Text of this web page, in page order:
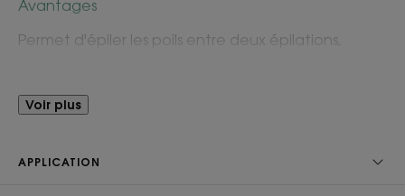
Avantages
Permet d'épiler les poils entre deux épilations,
Bénéfices
• Excellent relais entre deux épilations.
Voir plus
APPLICATION